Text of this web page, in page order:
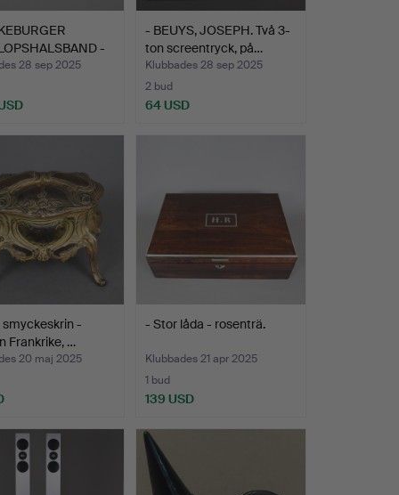
-
28 sep 2025
- BEUYS, JOSEPH. Två 3-
ton screentryck, på…
Klubbades 28 sep 2025
2 bud
64 USD
-
Frankrike, …
20 maj 2025
- Stor låda - rosenträ.
Klubbades 21 apr 2025
1 bud
139 USD